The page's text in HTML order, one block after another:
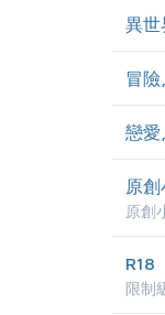
異世
冒
戀愛
原創
原創
R18
限制